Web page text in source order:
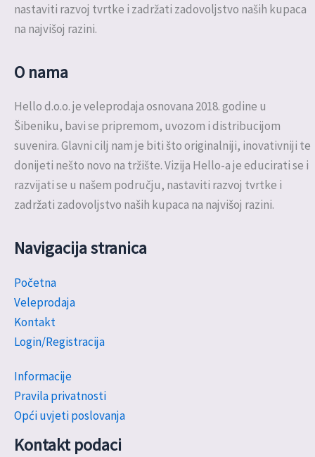
nastaviti razvoj tvrtke i zadržati zadovoljstvo naših kupaca
na najvišoj razini.
O nama
Hello d.o.o. je veleprodaja osnovana 2018. godine u
Šibeniku, bavi se pripremom, uvozom i distribucijom
suvenira. Glavni cilj nam je biti što originalniji, inovativniji te
donijeti nešto novo na tržište. Vizija Hello-a je educirati se i
razvijati se u našem području, nastaviti razvoj tvrtke i
zadržati zadovoljstvo naših kupaca na najvišoj razini.
Navigacija stranica
Početna
Veleprodaja
Kontakt
Login/Registracija
Informacije
Pravila privatnosti
Opći uvjeti poslovanja
Kontakt podaci